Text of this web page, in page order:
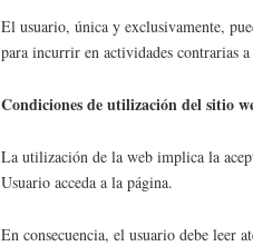
El usuario, única y exclusivamente,
para incurrir en actividades contrarias
Condiciones de utilización del sitio
La utilización de la web implica la
Usuario acceda a la página.
En consecuencia, el usuario debe leer